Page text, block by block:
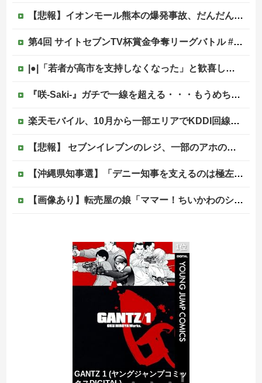
【悲報】イオンモール熊本の爆発事故、だんだんとイオン側が悪いんじゃないかという世論になってしまう
第4回 サイトセブンTV杯賞金争奪リーグバトル #予選Bブロック・Part1
|●|「若者が高市を支持しなくなった」と歓喜していた左派、だが高市内閣が消費税減税を実現した結果……
『咲-Saki-』ガチで一線を超える・・・もうめちゃくちゃ他
楽天モバイル、10月から一部エリアでKDDI回線終了へ…自前設備への投資拡大不可避
【悲報】 セブンイレブンのレジ、一部のアホのせいでこうなってしまう
【沖縄県知事選】「デニー知事を支えるのは極左暴力集団」発言で大炎上ｗｗｗ
【画像あり】転売屋の娘「ママー！ちいかわのシール貼ったよー！」親「！！！！！！」
【画像】女子高の文化祭でバニーガール喫茶が開催された結果
【爆笑ｗ】バッグひったくりを試みた男、バイクを盗られる！
（国旗損壊罪）戦争反対と叫びながらニヤニヤ笑い…日の丸を破る内輪ネタをして一般国民からドン引きされ...
1位
GANTZ 1 (ヤングジャンプコミッ